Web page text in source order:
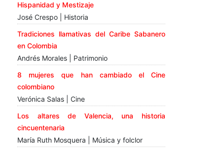
Hispanidad y Mestizaje
José Crespo | Historia
Tradiciones llamativas del Caribe Sabanero
en Colombia
Andrés Morales | Patrimonio
8 mujeres que han cambiado el Cine
colombiano
Verónica Salas | Cine
Los altares de Valencia, una historia
cincuentenaria
María Ruth Mosquera | Música y folclor